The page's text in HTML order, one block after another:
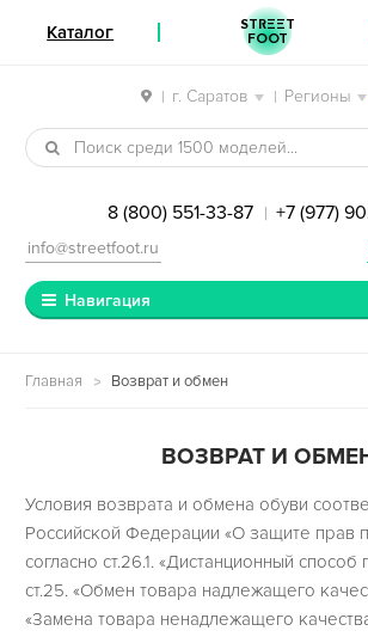
| г. Саратов | Регионы
Перейти к навигации
Перейти к содержимому
8 (800) 551-33-87 | +7 (977)
info@streetfoot.ru
Навигация
Главная Возврат и обмен
ВОЗВРАТ И
Условия возврата и обмена обуви
Российской Федерации «О защите прав
согласно ст.26.1. «Дистанционный
ст.25. «Обмен товара надлежащего
«Замена товара ненадлежащего
Каталог STREET
FOOT